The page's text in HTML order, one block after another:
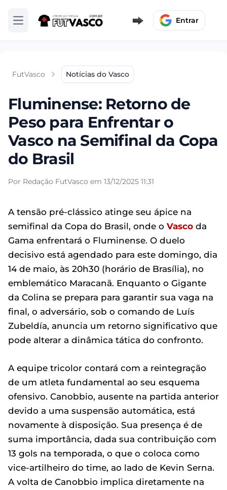
Abrir menu Entrar
FutVasco Notícias do Vasco
Fluminense: Retorno de
Peso para Enfrentar o
Vasco na Semifinal da Copa
do Brasil
Por Redação FutVasco em 13/12/2025 11:31
A tensão pré-clássico atinge seu ápice na
semifinal da Copa do Brasil, onde o Vasco da
Gama enfrentará o Fluminense. O duelo
decisivo está agendado para este domingo, dia
14 de maio, às 20h30 (horário de Brasília), no
emblemático Maracanã. Enquanto o Gigante
da Colina se prepara para garantir sua vaga na
final, o adversário, sob o comando de Luís
Zubeldía, anuncia um retorno significativo que
pode alterar a dinâmica tática do confronto.
A equipe tricolor contará com a reintegração
de um atleta fundamental ao seu esquema
ofensivo. Canobbio, ausente na partida anterior
devido a uma suspensão automática, está
novamente à disposição. Sua presença é de
suma importância, dada sua contribuição com
13 gols na temporada, o que o coloca como
vice-artilheiro do time, ao lado de Kevin Serna.
A volta de Canobbio implica diretamente na